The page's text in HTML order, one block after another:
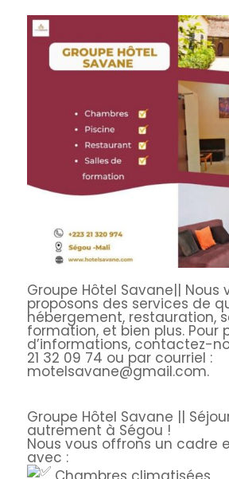
Groupe Hôtel Savane|| Nous
proposons des services de
hébergement, restauration,
formation, et bien plus. Pour
d’informations, contactez-
21 32 09 74 ou par courriel :
motelsavane@gmail.com.
Groupe Hôtel Savane ||
autrement à Ségou !
Nous vous offrons un cadre
avec :